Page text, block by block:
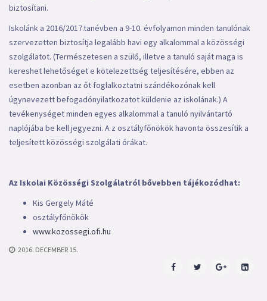
biztosítani.
Iskolánk a 2016/2017.tanévben a 9-10. évfolyamon minden tanulónak
szervezetten biztosítja legalább havi egy alkalommal a közösségi
szolgálatot. (Természetesen a szülő, illetve a tanuló saját maga is
kereshet lehetőséget e kötelezettség teljesítésére, ebben az
esetben azonban az őt foglalkoztatni szándékozónak kell
úgynevezett befogadónyilatkozatot küldenie az iskolának.) A
tevékenységet minden egyes alkalommal a tanuló nyilvántartó
naplójába be kell jegyezni. A z osztályfőnökök havonta összesítik a
teljesített közösségi szolgálati órákat.
Az Iskolai Közösségi Szolgálatról bővebben tájékozódhat:
Kis Gergely Máté
osztályfőnökök
www.kozossegi.ofi.hu
2016. DECEMBER 15.